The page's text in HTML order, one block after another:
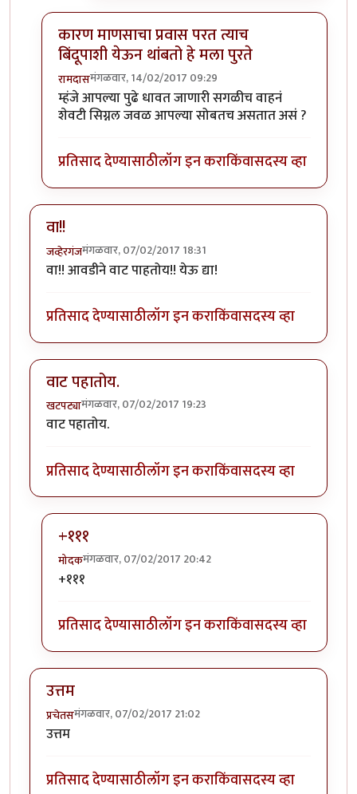
कारण माणसाचा प्रवास परत त्याच
बिंदूपाशी येऊन थांबतो हे मला पुरते
रामदासमंगळवार, 14/02/2017 09:29
In reply toआता यावरुन जर एखादी मुंगीbyआदूबाळ
म्हंजे आपल्या पुढे धावत जाणारी सगळीच वाहनं
शेवटी सिग्नल जवळ आपल्या सोबतच असतात असं ?
प्रतिसाद देण्यासाठीलॉग इन कराकिंवासदस्य व्हा
वा!!
जव्हेरगंजमंगळवार, 07/02/2017 18:31
वा!! आवडीने वाट पाहतोय!! येऊ द्या!
प्रतिसाद देण्यासाठीलॉग इन कराकिंवासदस्य व्हा
वाट पहातोय.
खटपट्यामंगळवार, 07/02/2017 19:23
वाट पहातोय.
प्रतिसाद देण्यासाठीलॉग इन कराकिंवासदस्य व्हा
+१११
मोदकमंगळवार, 07/02/2017 20:42
In reply to
+१११
प्रतिसाद देण्यासाठीलॉग इन कराकिंवासदस्य व्हा
उत्तम
प्रचेतसमंगळवार, 07/02/2017 21:02
उत्तम
प्रतिसाद देण्यासाठीलॉग इन कराकिंवासदस्य व्हा